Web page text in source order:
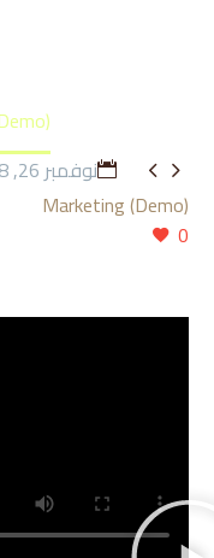
 
نوفمبر 26, 2018
Marketing (Demo)
0